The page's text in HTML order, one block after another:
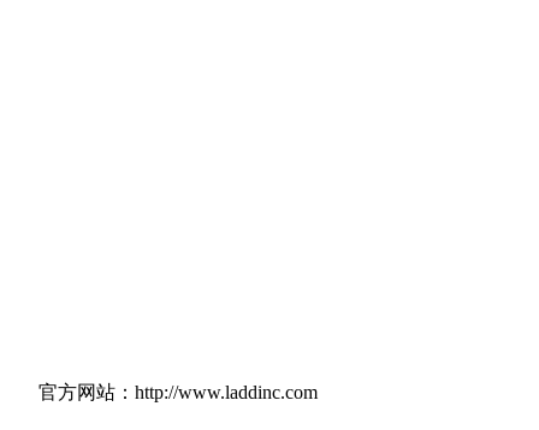
官方网站：http://www.laddinc.com